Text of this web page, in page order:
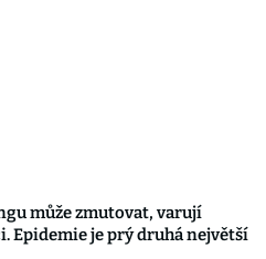
může zmutovat, varují
Epidemie je prý druhá největší